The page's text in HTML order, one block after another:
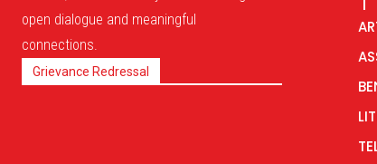
open dialogue and meaningful
connections.
Grievance Redressal